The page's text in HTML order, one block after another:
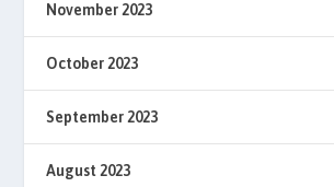
November 2023
October 2023
September 2023
August 2023